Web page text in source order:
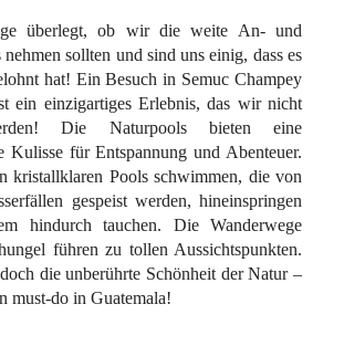
überlegt, ob wir die weite An- und
sollten und sind uns einig, dass es
hat! Ein Besuch in Semuc Champey
ein einzigartiges Erlebnis, das wir nicht
Die Naturpools bieten eine
Kulisse für Entspannung und Abenteuer.
kristallklaren Pools schwimmen, die von
gespeist werden, hineinspringen
hindurch tauchen. Die Wanderwege
führen zu tollen Aussichtspunkten.
die unberührte Schönheit der Natur –
must-do in Guatemala!